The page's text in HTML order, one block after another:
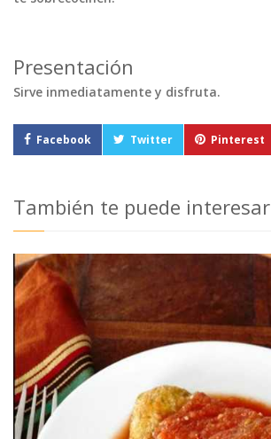
Presentación
Sirve inmediatamente y disfruta.
Facebook Twitter Pinterest
También te puede interesar